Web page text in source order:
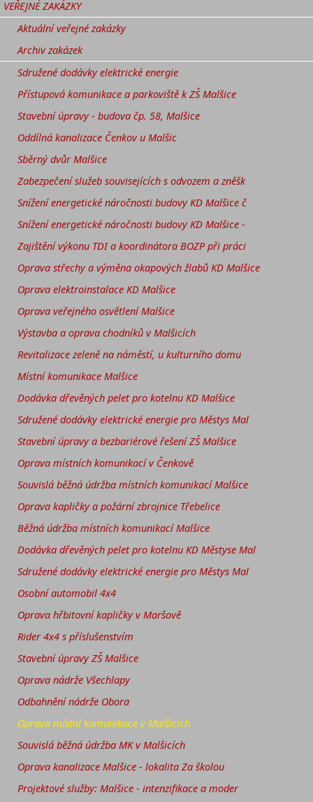
VEŘEJNÉ ZAKÁZKY
Aktuální veřejné zakázky
Archiv zakázek
Sdružené dodávky elektrické energie
Přístupová komunikace a parkoviště k ZŠ Malšice
Stavební úpravy - budova čp. 58, Malšice
Oddílná kanalizace Čenkov u Malšic
Sběrný dvůr Malšice
Zabezpečení služeb souvisejících s odvozem a zněšk
Snížení energetické náročnosti budovy KD Malšice č
Snížení energetické náročnosti budovy KD Malšice -
Zajištění výkonu TDI a koordinátora BOZP při práci
Oprava střechy a výměna okapových žlabů KD Malšice
Oprava elektroinstalace KD Malšice
Oprava veřejného osvětlení Malšice
Výstavba a oprava chodníků v Malšicích
Revitalizace zeleně na náměstí, u kulturního domu
Místní komunikace Malšice
Dodávka dřevěných pelet pro kotelnu KD Malšice
Sdružené dodávky elektrické energie pro Městys Mal
Stavební úpravy a bezbariérové řešení ZŠ Malšice
Oprava místních komunikací v Čenkově
Souvislá běžná údržba místních komunikací Malšice
Oprava kapličky a požární zbrojnice Třebelice
Běžná údržba místních komunikací Malšice
Dodávka dřevěných pelet pro kotelnu KD Městyse Mal
Sdružené dodávky elektrické energie pro Městys Mal
Osobní automobil 4x4
Oprava hřbitovní kapličky v Maršově
Rider 4x4 s příslušenstvím
Stavební úpravy ZŠ Malšice
Oprava nádrže Všechlapy
Odbahnění nádrže Obora
Oprava místní komunikace v Malšicích
Souvislá běžná údržba MK v Malšicích
Oprava kanalizace Malšice - lokalita Za školou
Projektové služby: Malšice - intenzifikace a moder